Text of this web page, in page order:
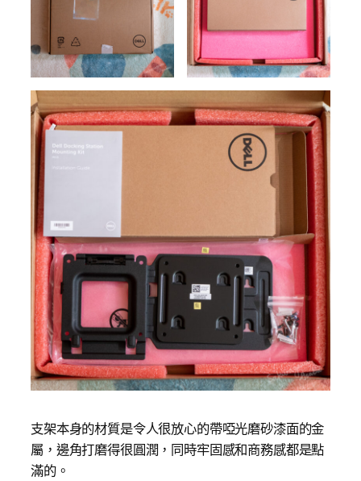
支架本身的材質是令人很放心的帶啞光磨砂漆面的金
屬，邊角打磨得很圓潤，同時牢固感和商務感都是點
滿的。